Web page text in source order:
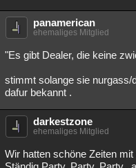
panamerican
ehemaliges Mitglied
"Es gibt Dealer, die keine
stimmt solange sie
dafur bekannt .
darkestzone
ehemaliges Mitglied
Wir hatten schöne Zeiten